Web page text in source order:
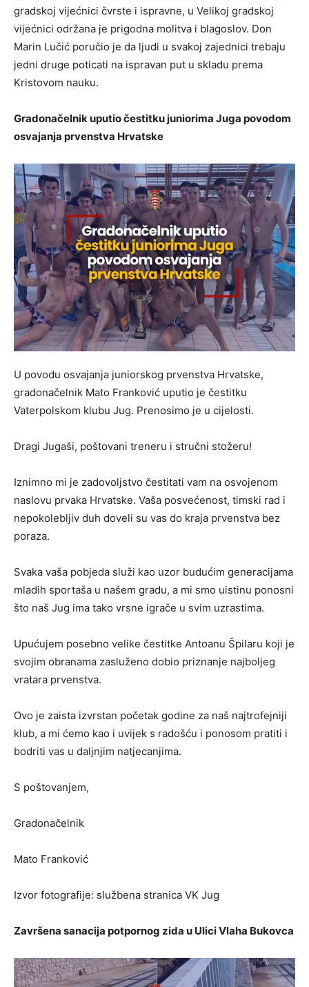
gradskoj vijećnici čvrste i ispravne, u Velikoj gradskoj
vijećnici održana je prigodna molitva i blagoslov. Don
Marin Lučić poručio je da ljudi u svakoj zajednici trebaju
jedni druge poticati na ispravan put u skladu prema
Kristovom nauku.
Gradonačelnik uputio čestitku juniorima Juga povodom
osvajanja prvenstva Hrvatske
U povodu osvajanja juniorskog prvenstva Hrvatske,
gradonačelnik Mato Franković uputio je čestitku
Vaterpolskom klubu Jug. Prenosimo je u cijelosti.
Dragi Jugaši, poštovani treneru i stručni stožeru!
Iznimno mi je zadovoljstvo čestitati vam na osvojenom
naslovu prvaka Hrvatske. Vaša posvećenost, timski rad i
nepokolebljiv duh doveli su vas do kraja prvenstva bez
poraza.
Svaka vaša pobjeda služi kao uzor budućim generacijama
mladih sportaša u našem gradu, a mi smo uistinu ponosni
što naš Jug ima tako vrsne igrače u svim uzrastima.
Upućujem posebno velike čestitke Antoanu Špilaru koji je
svojim obranama zasluženo dobio priznanje najboljeg
vratara prvenstva.
Ovo je zaista izvrstan početak godine za naš najtrofejniji
klub, a mi ćemo kao i uvijek s radošću i ponosom pratiti i
bodriti vas u daljnjim natjecanjima.
S poštovanjem,
Gradonačelnik
Mato Franković
Izvor fotografije: službena stranica VK Jug
Završena sanacija potpornog zida u Ulici Vlaha Bukovca